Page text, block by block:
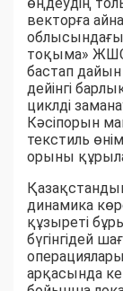
векторға
облысындағы
тоқыма» ЖШС
бастап
дейінгі
циклді
Кәсіпорын
текстиль
орыны
динамика
құзыреті
бүгінгідей
арқасында